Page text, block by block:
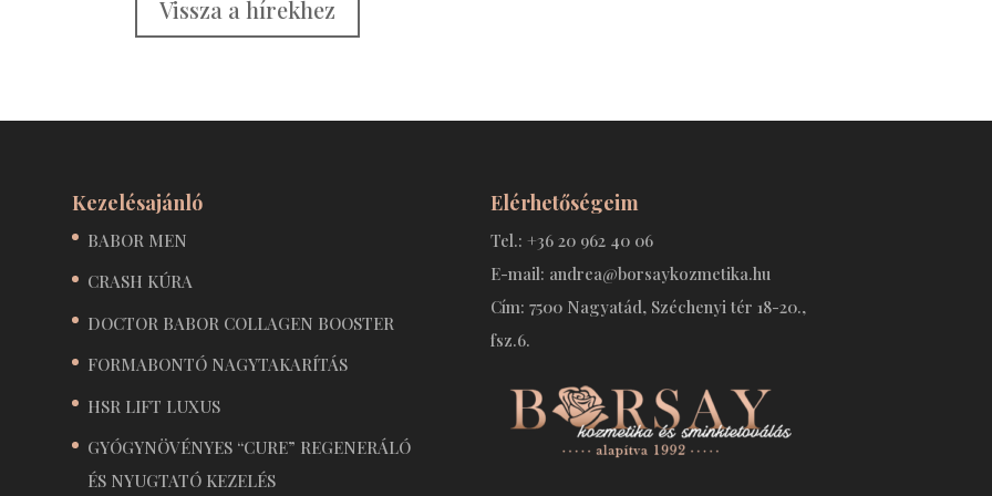
Vissza a hírekhez
Kezelésajánló
BABOR MEN
CRASH KÚRA
DOCTOR BABOR COLLAGEN BOOSTER
FORMABONTÓ NAGYTAKARÍTÁS
HSR LIFT LUXUS
GYÓGYNÖVÉNYES “CURE” REGENERÁLÓ
ÉS NYUGTATÓ KEZELÉS
Elérhetőségeim
Tel.: +36 20 962 40 06
E-mail: andrea@borsaykozmetika.hu
Cím: 7500 Nagyatád, Széchenyi tér 18-20.,
fsz.6.